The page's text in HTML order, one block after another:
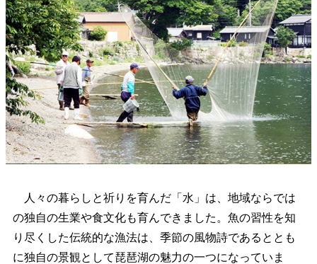
人々の暮らしと祈りを育んだ「水」は、地域ならでは
の独自の生業や食文化も育んできました。魚の習性を知
り尽くした伝統的な漁法は、季節の風物詩であるととも
に独自の景観として琵琶湖の魅力の一つになっていま